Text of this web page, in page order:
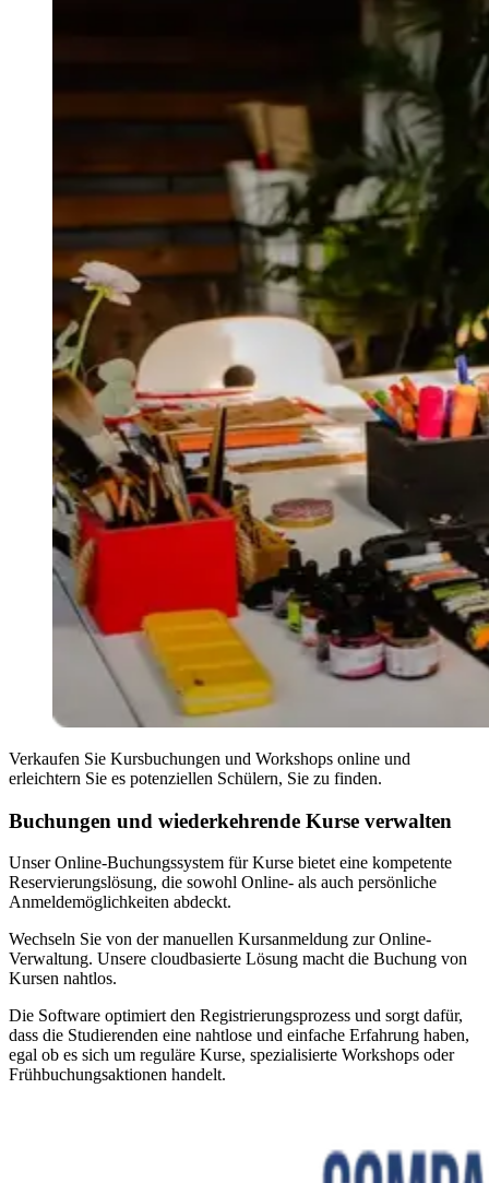
Verkaufen Sie Kursbuchungen und Workshops online und
erleichtern Sie es potenziellen Schülern, Sie zu finden.
Buchungen und wiederkehrende Kurse verwalten
Unser Online-Buchungssystem für Kurse bietet eine kompetente
Reservierungslösung, die sowohl Online- als auch persönliche
Anmeldemöglichkeiten abdeckt.
Wechseln Sie von der manuellen Kursanmeldung zur Online-
Verwaltung. Unsere cloudbasierte Lösung macht die Buchung von
Kursen nahtlos.
Die Software optimiert den Registrierungsprozess und sorgt dafür,
dass die Studierenden eine nahtlose und einfache Erfahrung haben,
egal ob es sich um reguläre Kurse, spezialisierte Workshops oder
Frühbuchungsaktionen handelt.